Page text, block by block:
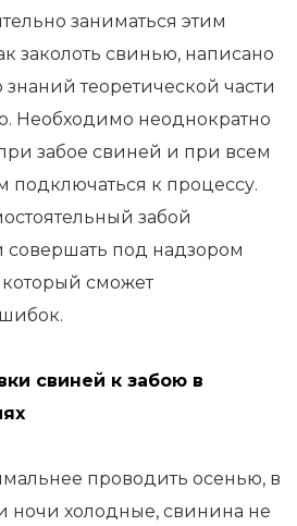
заниматься этим
заколоть свинью, написано
теоретической части
Необходимо неоднократно
забое свиней и при всем
подключаться к процессу.
забой
совершать под надзором
сможет
свиней к забою в
проводить осенью, в
ночи холодные, свинина не